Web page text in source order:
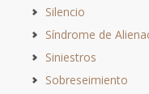
Silencio
Síndrome de
Siniestros
Sobreseimiento